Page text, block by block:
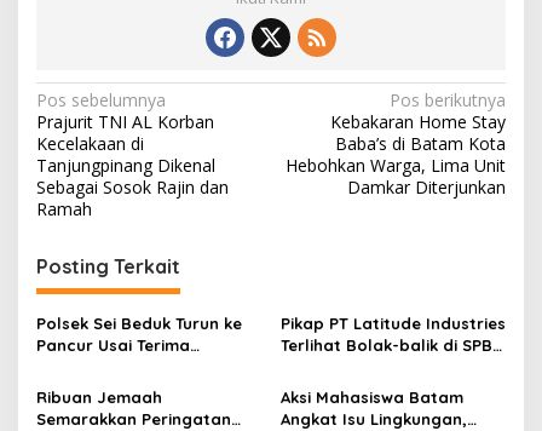
Navigasi
pos
Pos sebelumnya
Prajurit TNI AL Korban
Kecelakaan di
Tanjungpinang Dikenal
Sebagai Sosok Rajin dan
Ramah
Pos berikutnya
Kebakaran Home Stay
Baba’s di Batam Kota
Hebohkan Warga, Lima Unit
Damkar Diterjunkan
Posting Terkait
Polsek Sei Beduk Turun ke
Pancur Usai Terima
Pengancaman Keluarga
Ditangani Polisi
Pikap PT Latitude Industries
Terlihat Bolak-balik di SPBU
Aktivitas Pengisian BBM
Jadi Perhatian
Ribuan Jemaah
Semarakkan Peringatan
Aksi Mahasiswa Batam
Angkat Isu Lingkungan,